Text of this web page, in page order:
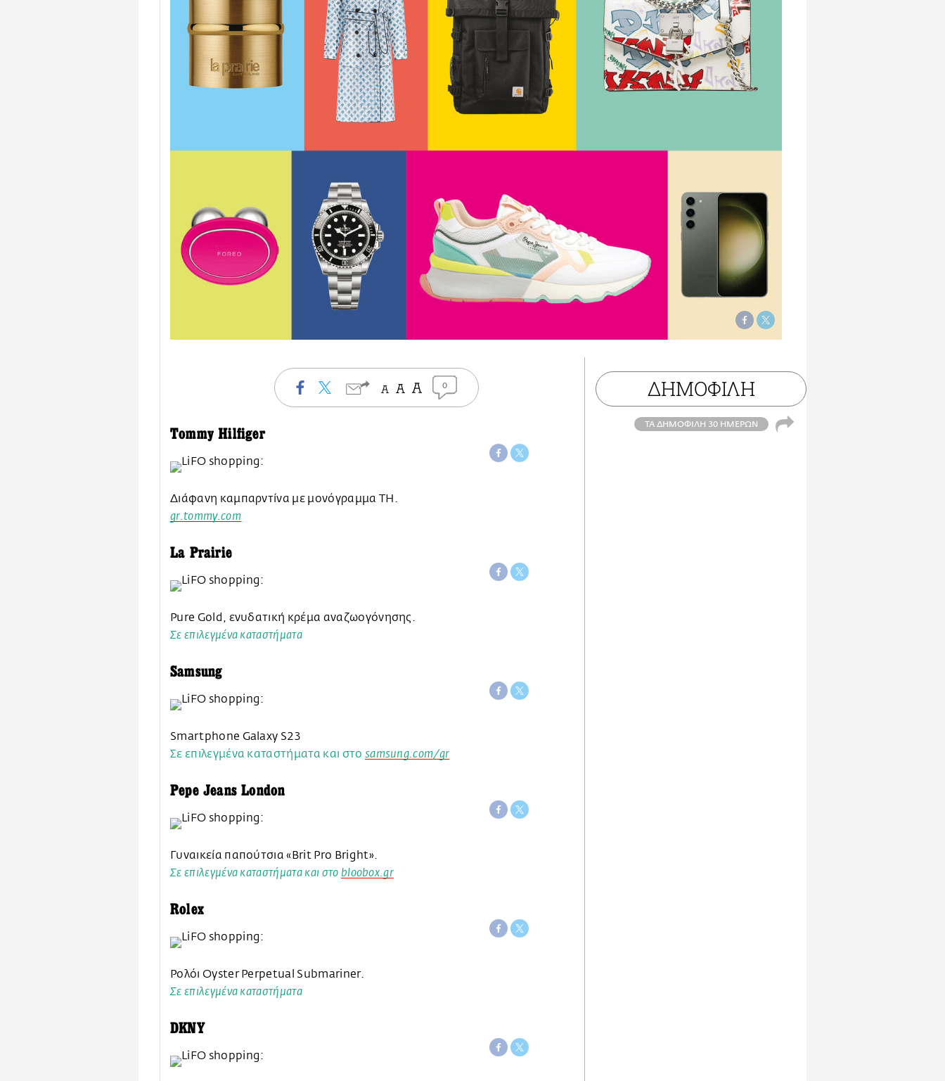
0
Tommy Hilfiger
Διάφανη καμπαρντίνα με μονόγραμμα TH.
gr.tommy.com
La Prairie
Pure Gold, ενυδατική κρέμα αναζωογόνησης.
Σε επιλεγμένα καταστήματα
Samsung
Smartphone Galaxy S23
Σε επιλεγμένα καταστήματα και στο samsung.com/gr
Pepe Jeans London
Γυναικεία παπούτσια «Brit Pro Bright».
Σε επιλεγμένα καταστήματα και στο bloobox.gr
Rolex
Ρολόι Oyster Perpetual Submariner.
Σε επιλεγμένα καταστήματα
DKNY
ΔΗΜΟΦΙΛΗ
ΤΑ ΔΗΜΟΦΙΛΗ 30 ΗΜΕΡΩΝ